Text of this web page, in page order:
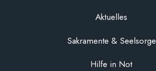
Aktuelles
Sakramente & Seelsorge
Hilfe in Not